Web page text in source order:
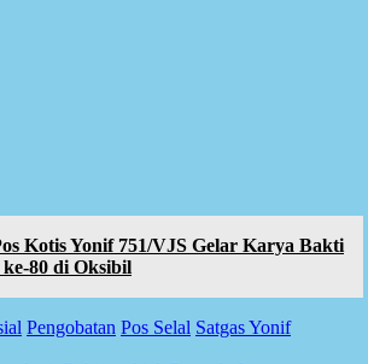
Kotis Yonif 751/VJS Gelar Karya Bakti
80 di Oksibil
Pengobatan Pos Selal Satgas Yonif